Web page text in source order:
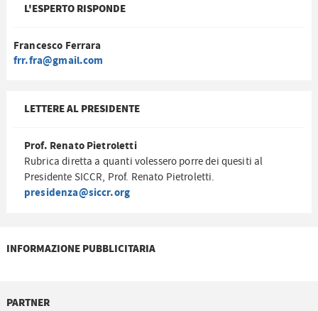
L'ESPERTO RISPONDE
Francesco Ferrara
frr.fra@gmail.com
LETTERE AL PRESIDENTE
Prof. Renato Pietroletti
Rubrica diretta a quanti volessero porre dei quesiti al
Presidente SICCR, Prof. Renato Pietroletti.
presidenza@siccr.org
INFORMAZIONE PUBBLICITARIA
PARTNER